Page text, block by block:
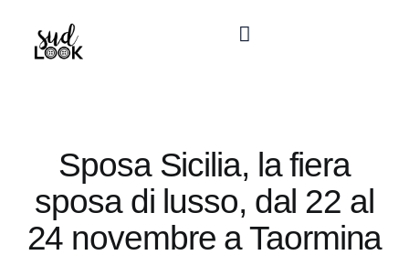
Sposa Sicilia, la fiera
sposa di lusso, dal 22 al
24 novembre a Taormina